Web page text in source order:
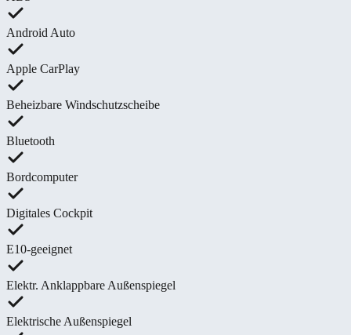
Android Auto
Apple CarPlay
Beheizbare Windschutzscheibe
Bluetooth
Bordcomputer
Digitales Cockpit
E10-geeignet
Elektr. Anklappbare Außenspiegel
Elektrische Außenspiegel